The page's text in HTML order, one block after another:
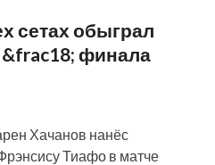
сетах обыграл
финала
Хачанов нанёс
Тиафо в матче